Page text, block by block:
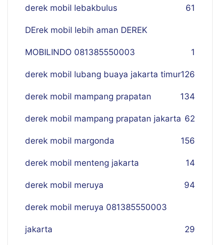
derek mobil lebakbulus 61
DErek mobil lebih aman DEREK
MOBILINDO 081385550003 1
derek mobil lubang buaya jakarta timur126
derek mobil mampang prapatan 134
derek mobil mampang prapatan jakarta 62
derek mobil margonda 156
derek mobil menteng jakarta 14
derek mobil meruya 94
derek mobil meruya 081385550003
jakarta 29